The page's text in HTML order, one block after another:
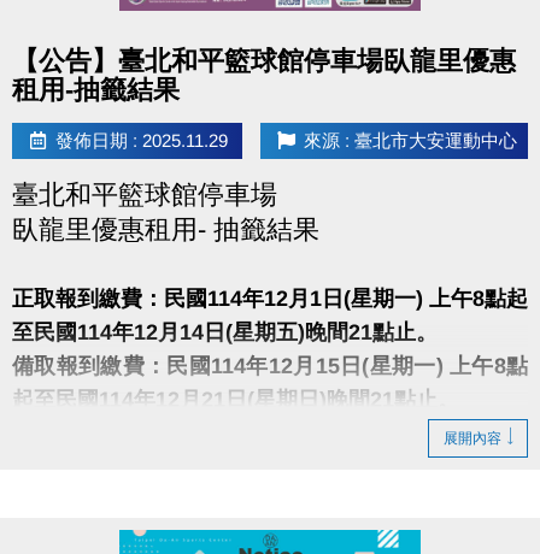
【公告】臺北和平籃球館停車場臥龍里優惠
租用-抽籤結果
發佈日期 : 2025.11.29 來源 : 臺北市大安運動中心
臺北和平籃球館停車場
臥龍里優惠租用- 抽籤結果
正取報到繳費：民國114年12月1日(星期一) 上午8點起
至民國114年12月14日(星期五)晚間21點止。
備取報到繳費：民國114年12月15日(星期一) 上午8點
起至民國114年12月21日(星期日)晚間21點止。
展開內容